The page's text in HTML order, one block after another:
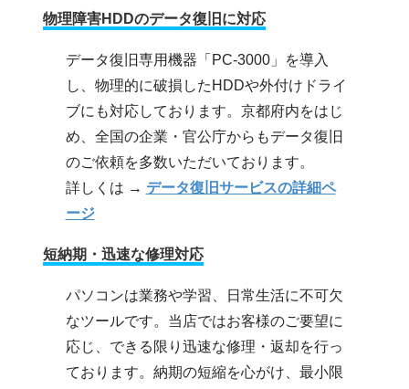
物理障害HDDのデータ復旧に対応
データ復旧専用機器「PC-3000」を導入
し、物理的に破損したHDDや外付けドライ
ブにも対応しております。京都府内をはじ
め、全国の企業・官公庁からもデータ復旧
のご依頼を多数いただいております。
詳しくは → データ復旧サービスの詳細ペ
ージ
短納期・迅速な修理対応
パソコンは業務や学習、日常生活に不可欠
なツールです。当店ではお客様のご要望に
応じ、できる限り迅速な修理・返却を行っ
ております。納期の短縮を心がけ、最小限